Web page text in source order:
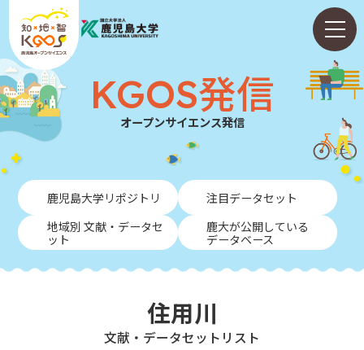
KGOS発信
オープンサイエンス発信
鹿児島大学リポジトリ
注目データセット
地域別 文献・データセ
ット
鹿大が公開している
データベース
住用川
⽂献・データセットリスト
ホーム
ABOUT
KGOS発信
NEWS